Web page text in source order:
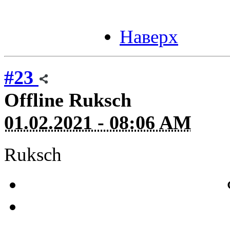
Наверх
#23
Offline Ruksch
01.02.2021 - 08:06 AM
Ruksch